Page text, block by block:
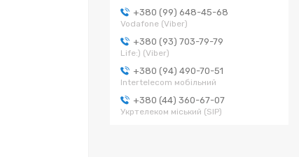
+380 (99) 648-45-68
Vodafone (Viber)
+380 (93) 703-79-79
Life:) (Viber)
+380 (94) 490-70-51
Intertelecom мобільний
+380 (44) 360-67-07
Укртелеком міський (SIP)